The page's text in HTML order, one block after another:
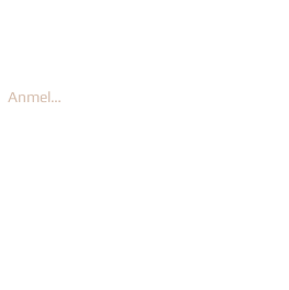
Anmelden